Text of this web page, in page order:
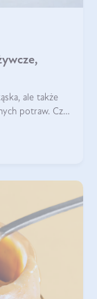
ale także
potraw. Czy